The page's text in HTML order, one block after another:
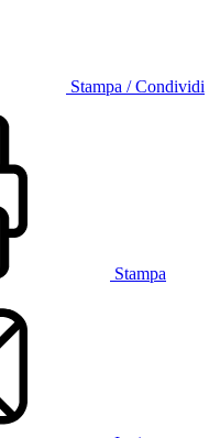
Stampa / Condividi
Stampa